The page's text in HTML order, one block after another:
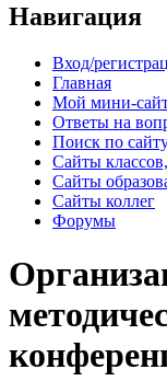
Навигация
Вход/
Главная
Мой мини-
Ответы на
Поиск по
Сайты
Сайты
Сайты коллег
Форумы